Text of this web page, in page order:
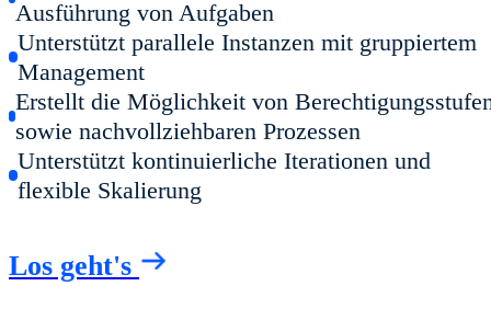
Ausführung von Aufgaben
Unterstützt parallele Instanzen mit gruppiertem
Management
Erstellt die Möglichkeit von
sowie nachvollziehbaren Prozessen
Unterstützt kontinuierliche Iterationen und
flexible Skalierung
Los geht's